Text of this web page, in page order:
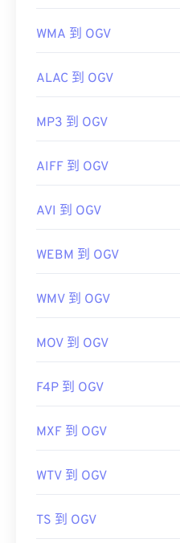
WMA 到 OGV
ALAC 到 OGV
MP3 到 OGV
AIFF 到 OGV
AVI 到 OGV
WEBM 到 OGV
WMV 到 OGV
MOV 到 OGV
F4P 到 OGV
MXF 到 OGV
WTV 到 OGV
TS 到 OGV